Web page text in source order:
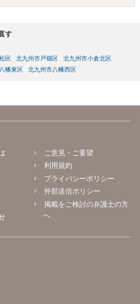
。 意図的な無視・孤立化、業務情報の共
、新人教育からの不当排除、公共の場での
理由の改ざん（評価操作）いずれも 業務上
は強い と評価できます。 職場全体から孤
いる状況は、明確に精神的苦痛を伴うも
労働審判の典型的認容パターンに該当し
らい、という理由で放置 ・コンプライア
応なし ・職場全体に悪影響が及ぶほどの
社の調査義務・防止措置義務を怠ったと判
。 あとは、弁護士とともに証拠を整理
あっせん」申請や労働審判を検討される
す
区 北九州市戸畑区
北九州市小倉北区
幡東区 北九州市八幡西区
ご意見・ご要望
利用規約
プライバシーポリシー
外部送信ポリシー
掲載をご検討の弁護士の方
へ